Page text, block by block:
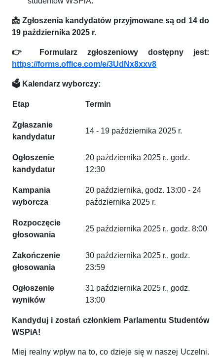
📩 Zgłoszenia kandydatów przyjmowane są od 14 do
19 października 2025 r.
👉
Formularz zgłoszeniowy dostępny jest:
https://forms.office.com/e/3UdNx8xxv8
🗳 ️ Kalendarz wyborczy:
Etap Termin
Zgłaszanie
kandydatur
14 - 19 października 2025 r.
Ogłoszenie
kandydatur
20 października 2025 r., godz.
12:30
Kampania
wyborcza
20 października, godz. 13:00 - 24
października 2025 r.
Rozpoczęcie
głosowania
25 października 2025 r., godz. 8:00
Zakończenie
głosowania
30 października 2025 r., godz.
23:59
Ogłoszenie
wyników
31 października 2025 r., godz.
13:00
Kandyduj i zostań członkiem Parlamentu Studentów
WSPiA!
Miej realny wpływ na to, co dzieje się w naszej Uczelni.